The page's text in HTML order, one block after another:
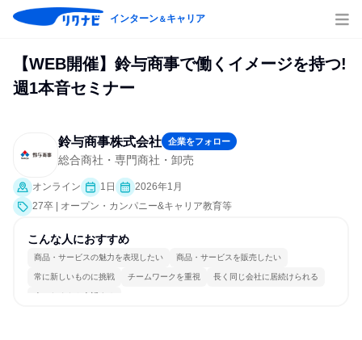
インターン＆キャリア
【WEB開催】鈴与商事で働くイメージを持つ!
週1本音セミナー
鈴与商事株式会社 企業をフォロー
総合商社・専門商社・卸売
オンライン 1日
2026年1月
27卒 | オープン・カンパニー&キャリア教育等
こんな人におすすめ
商品・サービスの魅力を表現したい 商品・サービスを販売したい
常に新しいものに挑戦 チームワークを重視 長く同じ会社に居続けられる
人とたくさん会話する